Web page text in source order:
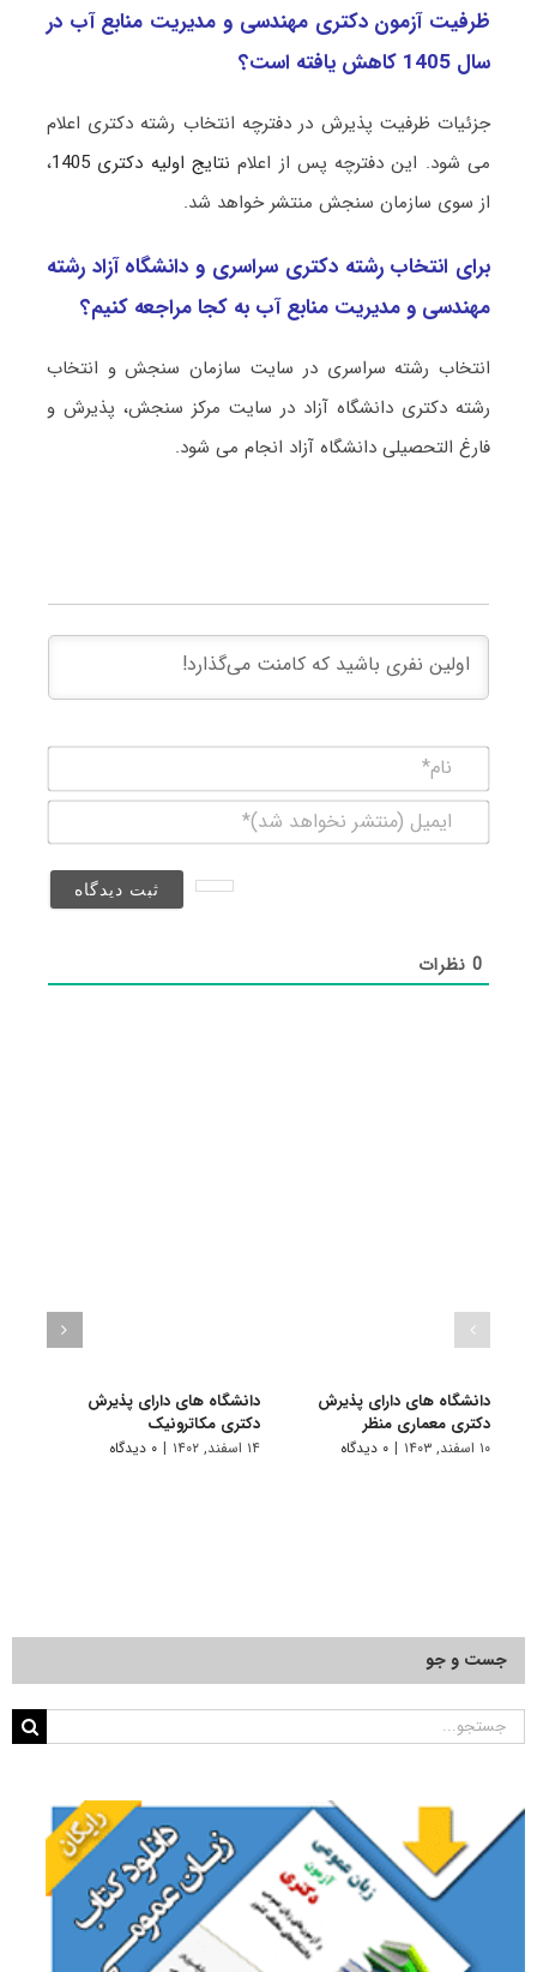
ظرفیت آزمون دکتری مهندسی و مدیریت ﻣﻨﺎﺑﻊ آب در
سال 1405 کاهش یافته است؟
جزئیات ظرفیت پذیرش در دفترچه انتخاب رشته دکتری اعلام
می شود. این دفترچه پس از اعلام نتایج اولیه دکتری 1405
،
از سوی سازمان سنجش منتشر خواهد شد.
برای انتخاب رشته دکتری سراسری و دانشگاه آزاد رشته
مهندسی و مدیریت ﻣﻨﺎﺑﻊ آب به کجا مراجعه کنیم؟
انتخاب رشته سراسری در سایت سازمان سنجش و انتخاب
رشته دکتری دانشگاه آزاد در سایت مرکز سنجش، پذیرش و
فارغ التحصیلی دانشگاه آزاد انجام می شود.
(منتشر
0نظرات
دانشگاه های دارای پذیرش
دکتری ﻣﻌﻤﺎری منظر
۱۰ اسفند, ۱۴۰۳ | ۰ دیدگاه
دانشگاه های دارای پذیرش
دکتری مکاترونیک
۱۴ اسفند, ۱۴۰۲ | ۰ دیدگاه
جست و جو
جستجو